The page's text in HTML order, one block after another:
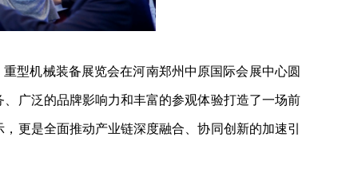
型机械装备展览会在河南郑州中原国际会展中心圆
广泛的品牌影响力和丰富的参观体验打造了一场前
更是全面推动产业链深度融合、协同创新的加速引